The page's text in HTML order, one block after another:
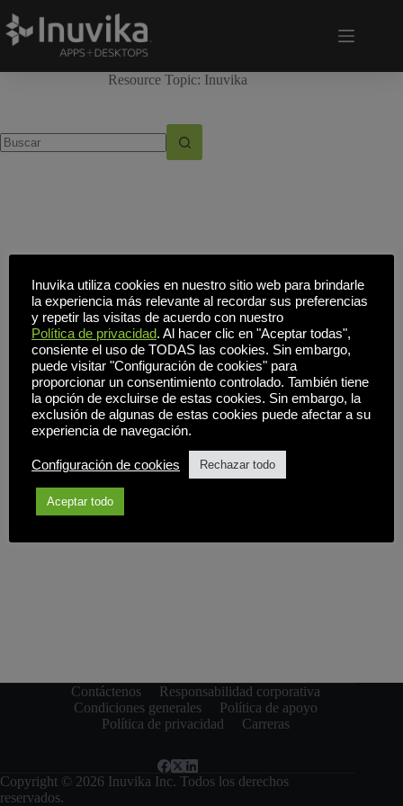
Resource Topic: Inuvika
Contáctenos
Responsabilidad corporativa
Condiciones generales
Política de apoyo
Política de privacidad
Carreras
Copyright © 2026 Inuvika Inc. Todos los derechos
reservados.
Inuvika utiliza cookies en nuestro sitio web para brindarle
la experiencia más relevante al recordar sus preferencias
y repetir las visitas de acuerdo con nuestro
Política de privacidad. Al hacer clic en "Aceptar todas",
consiente el uso de TODAS las cookies. Sin embargo,
puede visitar "Configuración de cookies" para
proporcionar un consentimiento controlado. También tiene
la opción de excluirse de estas cookies. Sin embargo, la
exclusión de algunas de estas cookies puede afectar a su
experiencia de navegación.
Configuración de cookies Rechazar todo
Aceptar todo